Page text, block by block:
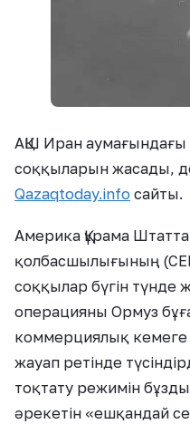
АҚШ Иран
соққыларын жасады,
Qazaqtoday.info сайты.
Америка Құрама
қолбасшылығының
соққылар бүгін түнде
операцияны Ормуз
коммерциялық
жауап ретінде
тоқтату режимін
әрекетін «ешқандай